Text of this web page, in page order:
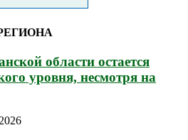
области остается
уровня, несмотря на